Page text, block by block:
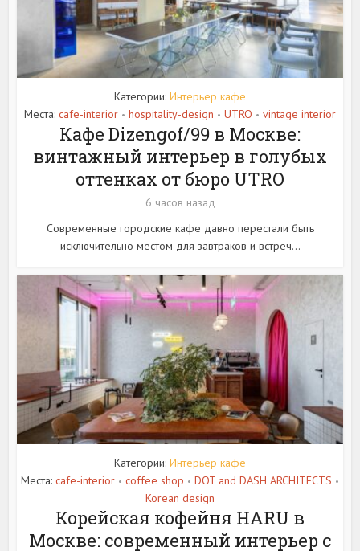
Категории: Интерьер кафе
Места: cafe-interior • hospitality-design • UTRO • vintage interior
Кафе Dizengof/99 в Москве:
винтажный интерьер в голубых
оттенках от бюро UTRO
6 часов назад
Современные городские кафе давно перестали быть
исключительно местом для завтраков и встреч...
Категории: Интерьер кафе
Места: cafe-interior • coffee shop • DOT and DASH ARCHITECTS •
Korean design
Корейская кофейня HARU в
Москве: современный интерьер с